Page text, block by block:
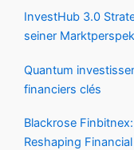
InvestHub 3.0
seiner
Quantum
financiers clés
Blackrose
Reshaping